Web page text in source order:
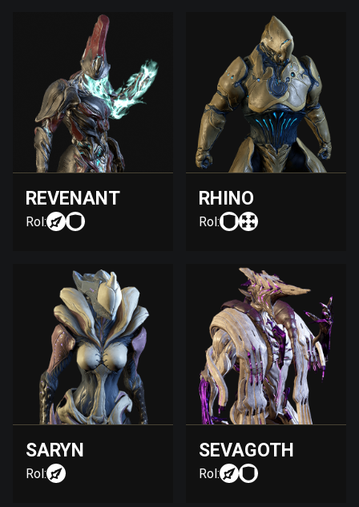
REVENANT
Rol:
RHINO
Rol:
SARYN
Rol:
SEVAGOTH
Rol: